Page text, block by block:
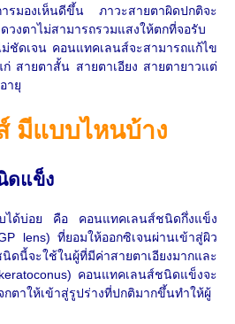
ารมองเห็นดีขึ้น ภาวะสายตาผิดปกติจะ
วงตาไม่สามารถรวมแสงให้ตกที่จอรับ
ชัดเจน คอนแทคเลนส์จะสามารถแก้ไข
ก่ สายตาสั้น สายตาเอียง สายตายาวแต่
ายุ
มีแบบไหนบ้าง
ดแข็ง
ได้บ่อย คือ คอนแทคเลนส์ชนิดกึ่งแข็ง
lens) ที่ยอมให้ออกซิเจนผ่านเข้าสู่ผิว
นี้จะใช้ในผู้ที่มีค่าสายตาเอียงมากและ
คอนแทคเลนส์ชนิดแข็งจะ
ตาให้เข้าสู่รูปร่างที่ปกติมากขึ้นทำให้ผู้